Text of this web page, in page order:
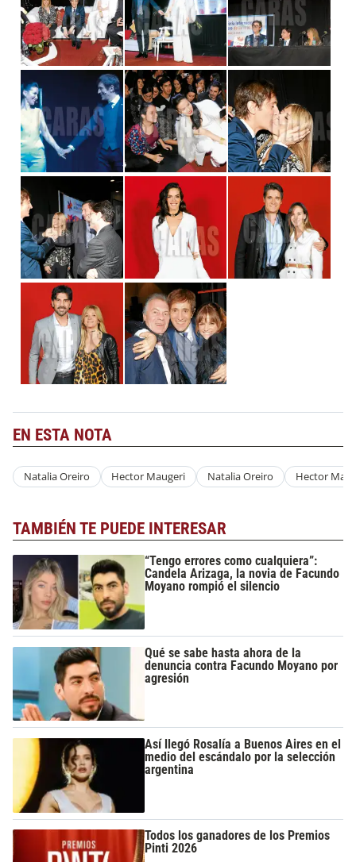
EN ESTA NOTA
Natalia Oreiro Hector Maugeri Natalia Oreiro Hector
TAMBIÉN TE PUEDE INTERESAR
“Tengo errores como cualquiera”:
Candela Arizaga, la novia de Facundo
Moyano rompió el silencio
Qué se sabe hasta ahora de la
denuncia contra Facundo Moyano por
agresión
Así llegó Rosalía a Buenos Aires en el
medio del escándalo por la selección
argentina
Todos los ganadores de los Premios
Pinti 2026